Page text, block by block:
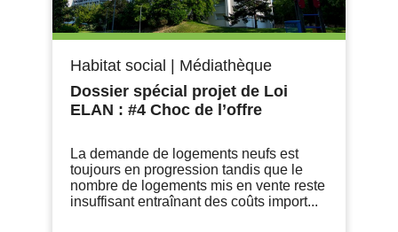
Habitat social
Médiathèque
Dossier spécial projet de Loi
ELAN : #4 Choc de l’offre
La demande de logements neufs est
toujours en progression tandis que le
nombre de logements mis en vente reste
insuffisant entraînant des coûts import...